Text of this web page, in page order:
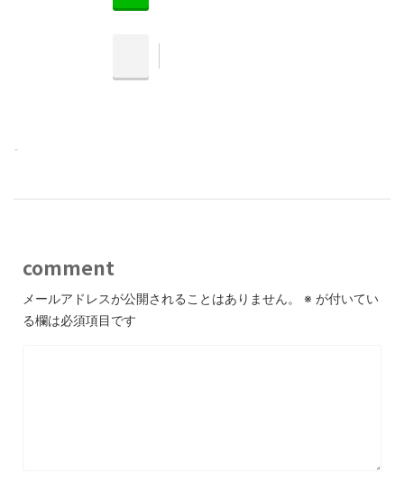
-
comment
メールアドレスが公開されることはありません。 ※ が付いてい
る欄は必須項目です